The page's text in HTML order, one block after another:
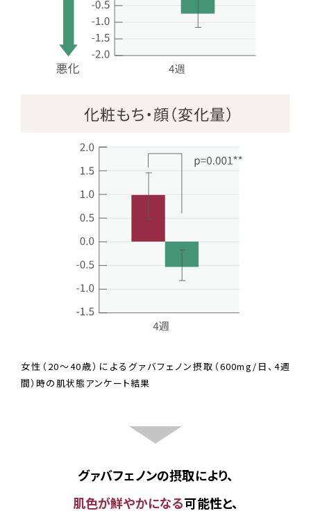
女性（20～40歳）によるグァバフェノン摂取（600mg/日、4週
間）時の肌状態アンケート結果
グァバフェノンの摂取により、
肌色が鮮やかになる可能性と、